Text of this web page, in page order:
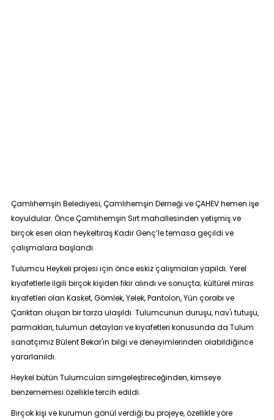
Çamlıhemşin Belediyesi, Çamlıhemşin Derneği ve ÇAHEV hemen işe
koyuldular. Önce Çamlıhemşin Sırt mahallesinden yetişmiş ve
birçok eseri olan heykeltıraş Kadir Genç’le temasa geçildi ve
çalışmalara başlandı.
Tulumcu Heykeli projesi için önce eskiz çalışmaları yapıldı. Yerel
kıyafetlerle ilgili birçok kişiden fikir alındı ve sonuçta; kültürel miras
kıyafetleri olan Kasket, Gömlek, Yelek, Pantolon, Yün çorabı ve
Çarıktan oluşan bir tarza ulaşıldı. Tulumcunun duruşu, nav'ı tutuşu,
parmakları, tulumun detayları ve kıyafetleri konusunda da Tulum
sanatçımız Bülent Bekar'ın bilgi ve deneyimlerinden olabildiğince
yararlanıldı.
Heykel bütün Tulumcuları simgeleştireceğinden, kimseye
benzememesi özellikle tercih edildi.
Birçok kişi ve kurumun gönül verdiği bu projeye, özellikle yöre